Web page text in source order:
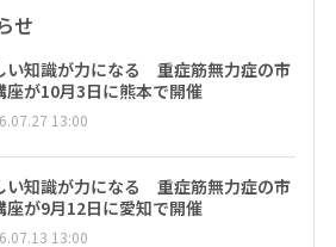
せ
い知識が力になる 重症筋無力症の市
座が10月3日に熊本で開催
13:00
い知識が力になる 重症筋無力症の市
座が9月12日に愛知で開催
13:00